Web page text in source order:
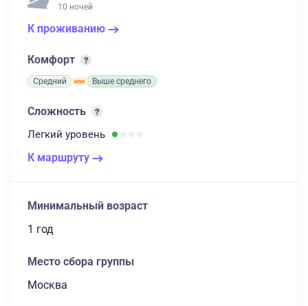
10 ночей
К проживанию
Комфорт
Средний Выше среднего
Сложность
Легкий уровень
К маршруту
Минимальный возраст
1 год
Место сбора группы
Москва